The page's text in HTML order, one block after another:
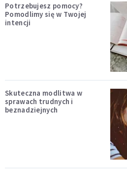
Potrzebujesz pomocy?
Pomodlimy się w Twojej
intencji
Skuteczna modlitwa w
sprawach trudnych i
beznadziejnych